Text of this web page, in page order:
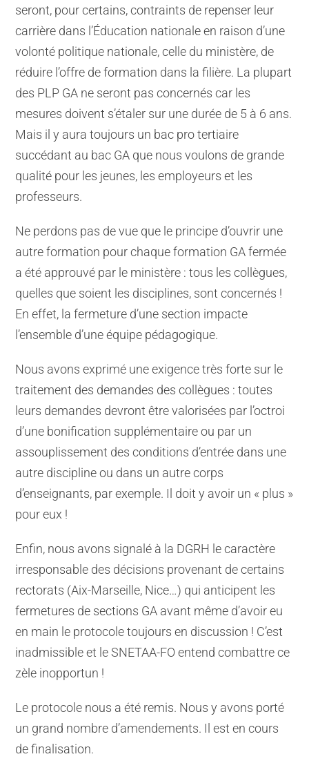
seront, pour certains, contraints de repenser leur
carrière dans l’Éducation nationale en raison d’une
volonté politique nationale, celle du ministère, de
réduire l’offre de formation dans la filière. La plupart
des PLP GA ne seront pas concernés car les
mesures doivent s’étaler sur une durée de 5 à 6 ans.
Mais il y aura toujours un bac pro tertiaire
succédant au bac GA que nous voulons de grande
qualité pour les jeunes, les employeurs et les
professeurs.
Ne perdons pas de vue que le principe d’ouvrir une
autre formation pour chaque formation GA fermée
a été approuvé par le ministère : tous les collègues,
quelles que soient les disciplines, sont concernés !
En effet, la fermeture d’une section impacte
l’ensemble d’une équipe pédagogique.
Nous avons exprimé une exigence très forte sur le
traitement des demandes des collègues : toutes
leurs demandes devront être valorisées par l’octroi
d’une bonification supplémentaire ou par un
assouplissement des conditions d’entrée dans une
autre discipline ou dans un autre corps
d’enseignants, par exemple. Il doit y avoir un « plus »
pour eux !
Enfin, nous avons signalé à la DGRH le caractère
irresponsable des décisions provenant de certains
rectorats (Aix-Marseille, Nice…) qui anticipent les
fermetures de sections GA avant même d’avoir eu
en main le protocole toujours en discussion ! C’est
inadmissible et le SNETAA-FO entend combattre ce
zèle inopportun !
Le protocole nous a été remis. Nous y avons porté
un grand nombre d’amendements. Il est en cours
de finalisation.